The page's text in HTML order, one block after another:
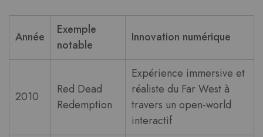
Année
Exemple
notable
Innovation numérique
2010
Red Dead
Redemption
Expérience immersive et
réaliste du Far West à
travers un open-world
interactif